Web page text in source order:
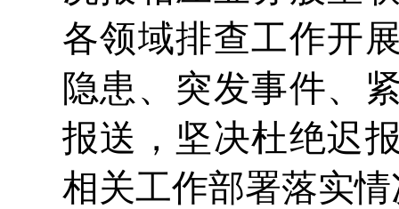
各领域排查工作开
隐患、突发事件、
报送，坚决杜绝迟
相关工作部署落实